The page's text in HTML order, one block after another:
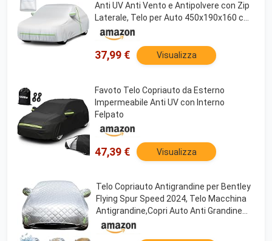
Anti UV Anti Vento e Antipolvere con Zip
Laterale, Telo per Auto 450x190x160 cm
Argento (Compact SUV)
37,99 € Visualizza
Favoto Telo Copriauto da Esterno
Impermeabile Anti UV con Interno
Felpato
47,39 € Visualizza
Telo Copriauto Antigrandine per Bentley
Flying Spur Speed 2024, Telo Macchina
Antigrandine,Copri Auto Anti Grandine
Protezione Antipolvere Imbottito Ultimo
stile con cerniera laterale